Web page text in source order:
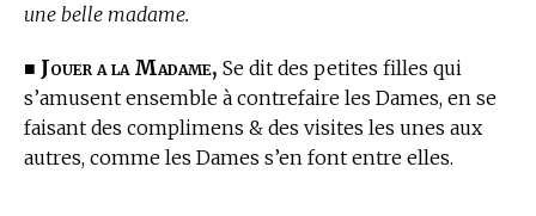
une belle madame.
■ Jouer a la Madame, Se dit des petites filles qui
s’amusent ensemble à contrefaire les Dames, en se
faisant des complimens & des visites les unes aux
autres, comme les Dames s’en font entre elles.